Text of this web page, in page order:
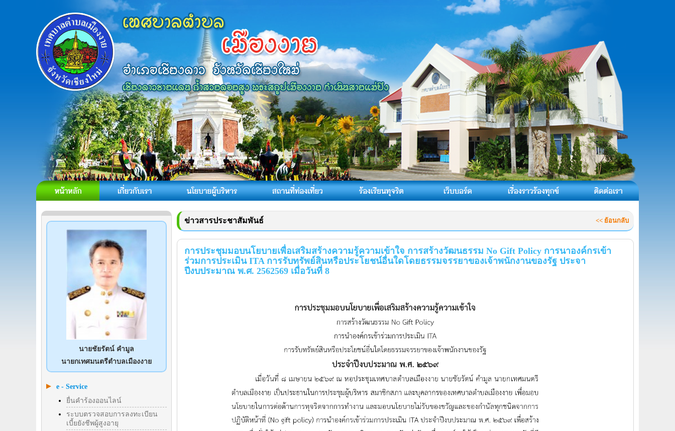
นายชัยรัตน์ คำมูล
นายกเทศมนตรีตำบลเมืองงาย
e - Service
ยื่นคำร้องออนไลน์
ระบบตรวจสอบการลงทะเบียน
เบี้ยยังชีพผู้สูงอายุ
ข่าวสารประชาสัมพันธ์ << ย้อนกลับ
การประชุมมอบนโยบายเพื่อเสริมสร้างความรู้ความเข้าใจ การสร้างวัฒนธรรม No Gift Policy การนาองค์กรเข้า
ร่วมการประเมิน ITA การรับทรัพย์สินหรือประโยชน์อื่นใดโดยธรรมจรรยาของเจ้าพนักงานของรัฐ ประจา
ปีงบประมาณ พ.ศ. 2562569 เมื่อวันที่ 8